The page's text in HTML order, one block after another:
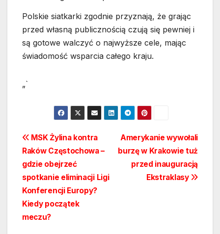
Polskie siatkarki zgodnie przyznają, że grając
przed własną publicznością czują się pewniej i
są gotowe walczyć o najwyższe cele, mając
świadomość wsparcia całego kraju.
„`
Nawigacja
wpisu
Amerykanie wywołali
burzę w Krakowie tuż
przed inauguracją
Ekstraklasy
MSK Żylina kontra
Raków Częstochowa –
gdzie obejrzeć
spotkanie eliminacji Ligi
Konferencji Europy?
Kiedy początek
meczu?